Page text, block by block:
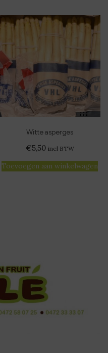
Witte asperges
€5,50 incl BTW
Toevoegen aan winkelwagen